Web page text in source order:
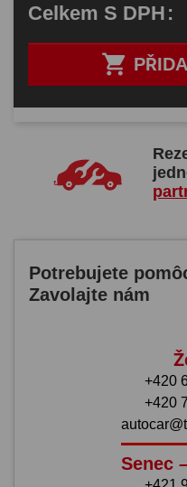

Celkem S DPH:
Potrebujete
Zavolajte nám
+420
+420
Senec